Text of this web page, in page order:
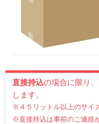
直接持込の場合に限り
します。
※４５リットル以上のサイ
※直接持込は事前のご連絡